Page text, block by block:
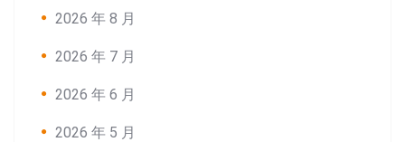
2026 年 8 月
2026 年 7 月
2026 年 6 月
2026 年 5 月